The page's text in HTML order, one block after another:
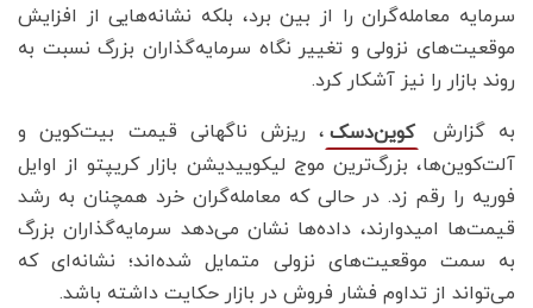
سرمایه معامله‌گران را از بین برد، بلکه نشانه‌هایی از افزایش
موقعیت‌های نزولی و تغییر نگاه سرمایه‌گذاران بزرگ نسبت به
روند بازار را نیز آشکار کرد.
به گزارش
کوین‌دسک ، ریزش ناگهانی قیمت بیت‌کوین و
آلت‌کوین‌ها، بزرگ‌ترین موج لیکوییدیشن بازار کریپتو از اوایل
فوریه را رقم زد. در حالی که معامله‌گران خرد همچنان به رشد
قیمت‌ها امیدوارند، داده‌ها نشان می‌دهد سرمایه‌گذاران بزرگ
به سمت موقعیت‌های نزولی متمایل شده‌اند؛ نشانه‌ای که
می‌تواند از تداوم فشار فروش در بازار حکایت داشته باشد.